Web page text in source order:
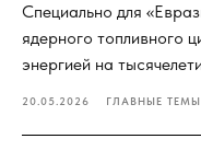
Специально для
ядерного топливного
энергией на
20.05.2026 ГЛАВНЫЕ